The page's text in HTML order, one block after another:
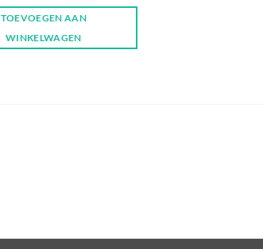
TOEVOEGEN AAN
WINKELWAGEN